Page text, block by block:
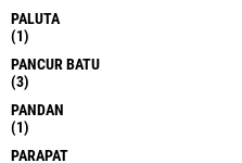
PALUTA
(1)
PANCUR BATU
(3)
PANDAN
(1)
PARAPAT